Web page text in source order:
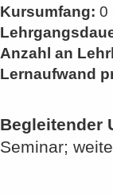
Kursumfang: 0
Anzahl an
Lernaufwand
Begleitender
Seminar;